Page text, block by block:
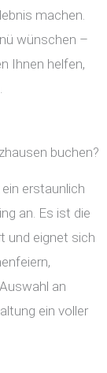
machen.
wünschen –
Ihnen helfen,
buchen?
erstaunlich
an. Es ist die
und eignet sich
an
ein voller